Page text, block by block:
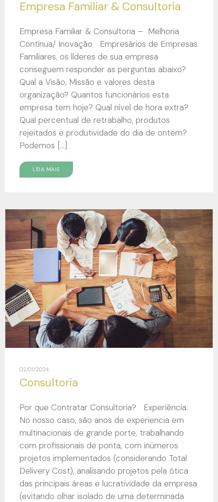
Empresa Familiar & Consultoria
Empresa Familiar & Consultoria – Melhoria
Contínua/ Inovação Empresários de Empresas
Familiares, os líderes de sua empresa
conseguem responder as perguntas abaixo?
Qual a Visão, Missão e valores desta
organização? Quantos funcionários esta
empresa tem hoje? Qual nível de hora extra?
Qual percentual de retrabalho, produtos
rejeitados e produtividade do dia de ontem?
Podemos […]
LEIA MAIS
02/01/2024
Consultoria
Por que Contratar Consultoria? Experiência:
No nosso caso, são anos de experiencia em
multinacionais de grande porte, trabalhando
com profissionais de ponta, com inúmeros
projetos implementados (considerando Total
Delivery Cost), analisando projetos pela ótica
das principais áreas e lucratividade da empresa
(evitando olhar isolado de uma determinada